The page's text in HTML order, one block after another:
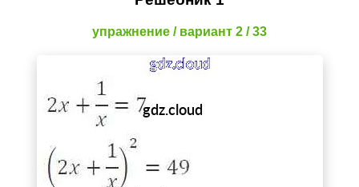
упражнение / вариант 2 / 33